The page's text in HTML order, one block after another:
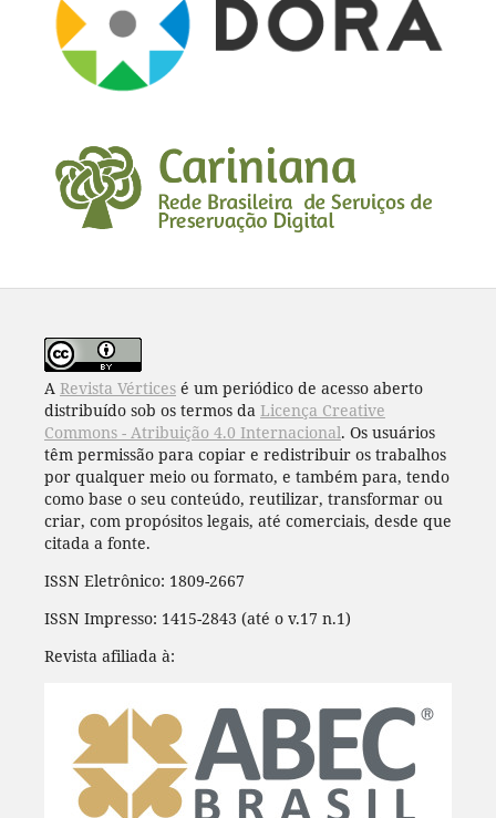
A Revista Vérticesé um periódico de acesso aberto
distribuído sob os termos da Licença Creative
Commons - Atribuição 4.0 Internacional. Os usuários
têm permissão para copiar e redistribuir os trabalhos
por qualquer meio ou formato, e também para, tendo
como base o seu conteúdo, reutilizar, transformar ou
criar, com propósitos legais, até comerciais, desde que
citada a fonte.
ISSN Eletrônico: 1809-2667
ISSN Impresso: 1415-2843 (até o v.17 n.1)
Revista afiliada à: